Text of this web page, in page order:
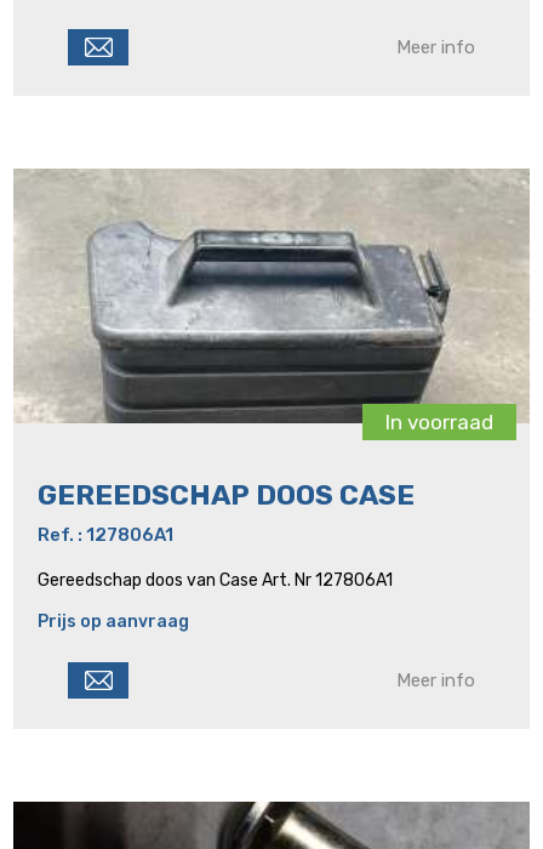
Meer info
In voorraad
GEREEDSCHAP DOOS CASE
Ref. : 127806A1
Gereedschap doos van Case Art. Nr 127806A1
Prijs op aanvraag
Meer info